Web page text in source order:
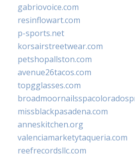
gabriovoice.com
resinflowart.com
p-sports.net
korsairstreetwear.com
petshopallston.com
avenue26tacos.com
topgglasses.com
missblackpasadena.com
anneskitchen.org
valenciamarketytaqueria.com
reefrecordsllc.com